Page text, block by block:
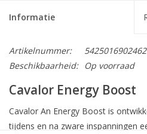
Informatie
Artikelnummer:
5425016902462
Beschikbaarheid:
Op voorraad
Cavalor Energy Boost
Cavalor An Energy Boost is
tijdens en na zware inspanningen